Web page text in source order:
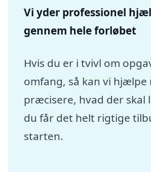
Vi yder professionel
gennem hele forløbet
Hvis du er i tvivl om
omfang, så kan vi hjælpe
præcisere, hvad der skal
du får det helt rigtige
starten.